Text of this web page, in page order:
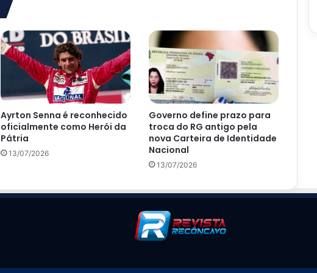
Ayrton Senna é reconhecido
oficialmente como Herói da
Pátria
13/07/2026
Governo define prazo para
troca do RG antigo pela
nova Carteira de Identidade
Nacional
13/07/2026